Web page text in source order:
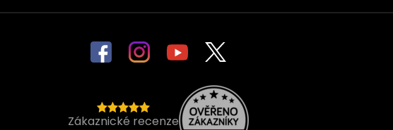
Zákaznické recenze